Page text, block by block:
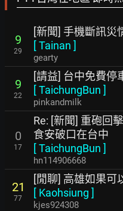
9
29
[新聞] 手機斷訊
[Tainan ]
gearty
9
22
[請益] 台中免費停
[TaichungBun ]
pinkandmilk
0
17
Re: [新聞] 重砲回
食安破口在台中
[TaichungBun ]
hn114906668
21
77
[閒聊] 高雄如果可
[ Kaohsiung ]
kjes924308